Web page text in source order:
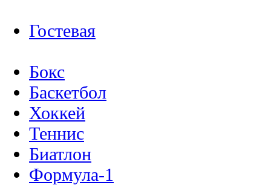
Гостевая
Бокс
Баскетбол
Хоккей
Теннис
Биатлон
Формула-1